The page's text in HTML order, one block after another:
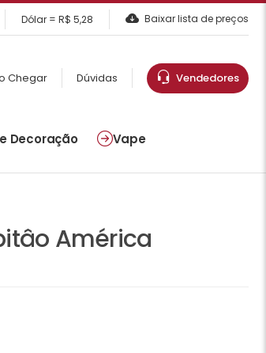
Dólar = R$ 5,28 Baixar lista de preços
Chegar Dúvidas Vendedores
Decoração Vape
América